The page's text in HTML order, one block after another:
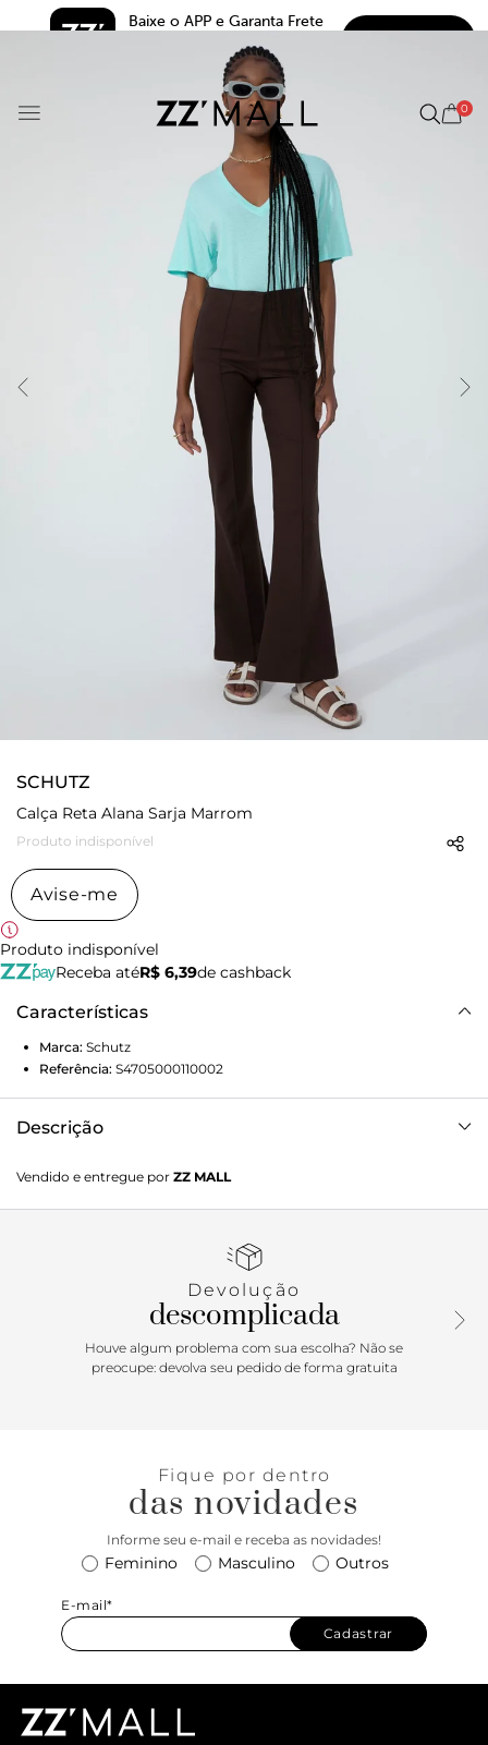
Baixe o APP e Garanta Frete
5.0
0
SCHUTZ
Calça Reta Alana Sarja Marrom
Produto indisponível
Avise-me
Produto indisponível
Receba atéR$ 6,39de cashback
Características
Marca: Schutz
Referência: S4705000110002
Descrição
89 cm | Cintura: 62 cm
Vendido e entregue por ZZ MALL
Devolução
descomplicada
Houve algum problema com sua escolha? Não se
preocupe: devolva seu pedido de forma gratuita
Fique por dentro
das novidades
Informe seu e-mail e receba as novidades!
Feminino Masculino Outros
E-mail*
Cadastrar